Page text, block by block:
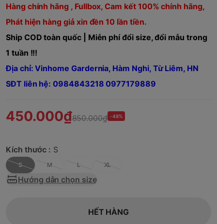
Hàng chính hãng , Fullbox, Cam kết 100% chính hãng,
Phát hiện hàng giả xin đền 10 lần tiền.
Ship COD toàn quốc | Miễn phí đổi size, đổi mẫu trong
1 tuần !!!
Địa chỉ: Vinhome Gardernia, Hàm Nghi, Từ Liêm, HN
SĐT liên hệ: 0984843218 0977179889
450.000₫850.000₫ -48%
Kích thước : S
S M L XL
Hướng dẫn chọn size
HẾT HÀNG